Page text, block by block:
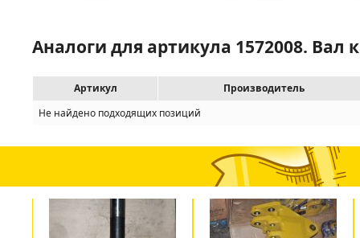
Аналоги для артикула 1572008. Вал
Артикул
Производитель
Не найдено подходящих позиций